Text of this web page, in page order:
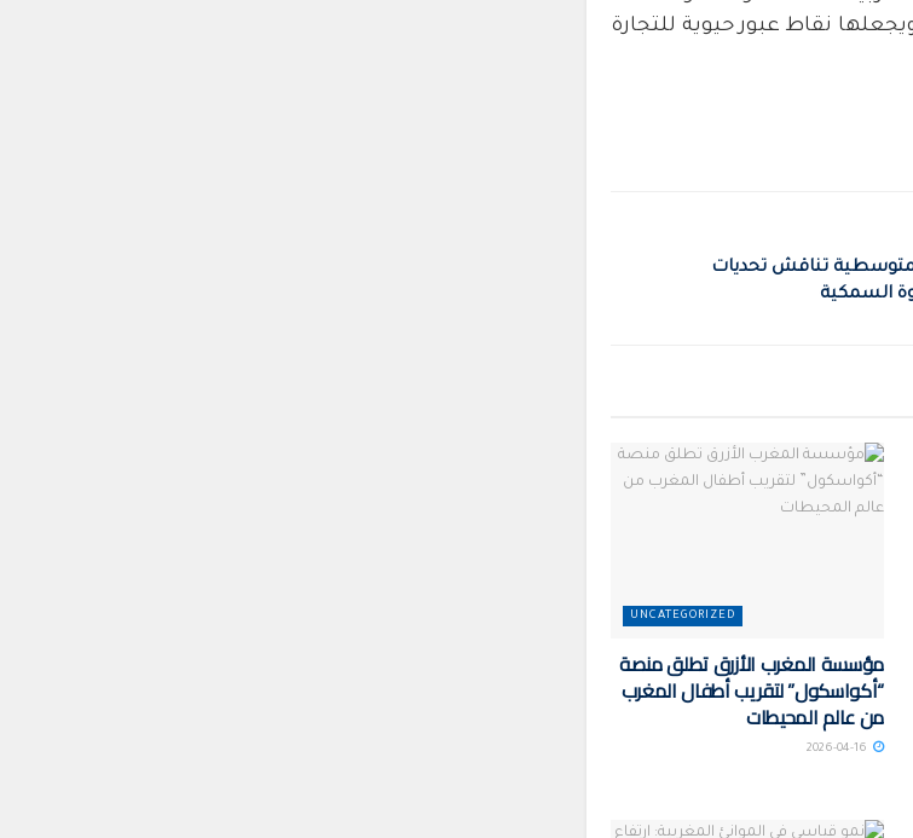
نقاط عبور حيوية للتجارة
تناقش تحديات
السمكية
UNCATEGORIZED
مؤسسة المغرب الأزرق تطلق منصة
“أكواسكول” لتقريب أطفال المغرب
من عالم المحيطات